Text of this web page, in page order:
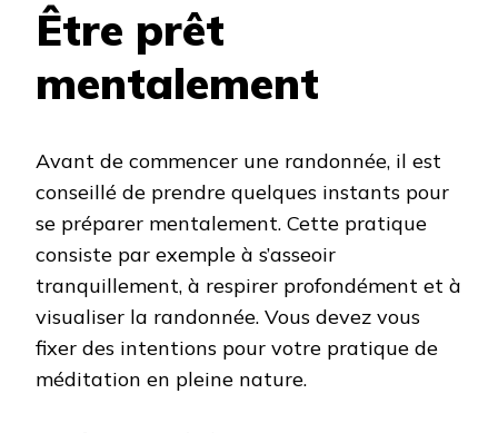
Être prêt
mentalement
Avant de commencer une randonnée, il est
conseillé de prendre quelques instants pour
se préparer mentalement. Cette pratique
consiste par exemple à s’asseoir
tranquillement, à respirer profondément et à
visualiser la randonnée. Vous devez vous
fixer des intentions pour votre pratique de
méditation en pleine nature.